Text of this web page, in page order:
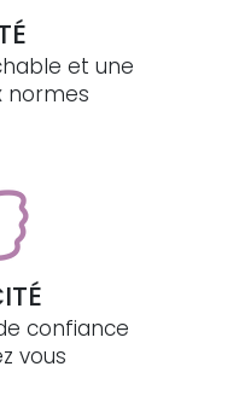
et une
normes
confiance
vous